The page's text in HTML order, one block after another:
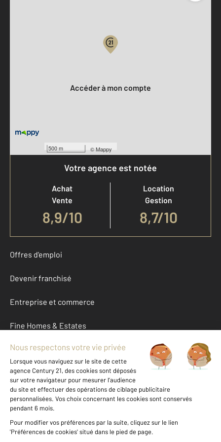
500 m ©Mappy
Accéder à mon compte
Votre agence est notée
Achat
Vente
8,9/10
Location
Gestion
8,7/10
Offres d'emploi
Devenir franchisé
Entreprise et commerce
Fine Homes & Estates
À propos
International
Nous contacter